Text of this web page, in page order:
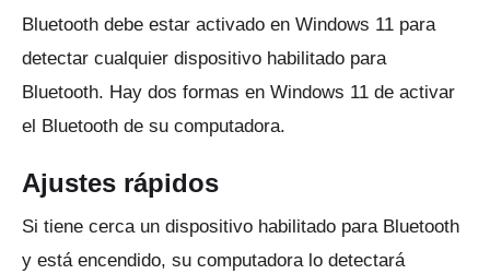
Bluetooth debe estar activado en Windows 11 para
detectar cualquier dispositivo habilitado para
Bluetooth. Hay dos formas en Windows 11 de activar
el Bluetooth de su computadora.
Ajustes rápidos
Si tiene cerca un dispositivo habilitado para Bluetooth
y está encendido, su computadora lo detectará